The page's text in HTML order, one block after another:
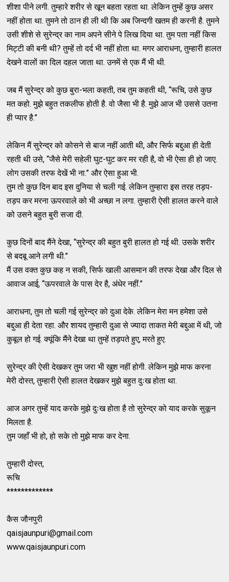
शीशा पीने लगी. तुम्हारे शरीर से खून बहता रहता था. लेकिन तुम्हें कुछ असर
नहीं होता था. तुमने तो ठान ही ली थी कि अब जिन्दगी खतम ही करनी है. तुमने
उसी शीशे से सुरेन्द्र का नाम अपने सीने पे लिख दिया था. तुम पता नहीं किस
मिट्टी की बनी थी? तुम्हें तो दर्द भी नहीं होता था. मगर आराधना, तुम्हारी हालत
देखने वालों का दिल दहल जाता था. उनमें से एक मैं भी थी.
जब मैं सुरेन्द्र को कुछ बुरा-भला कहती, तब तुम कहती थी, “रूचि, उसे कुछ
मत कहो. मुझे बहुत तकलीफ होती है. वो जैसा भी है. मुझे आज भी उससे उतना
ही प्यार है.”
लेकिन मैं सुरेन्द्र को कोसने से बाज नहीं आती थी, और सिर्फ बद्दुआ ही देती
रहती थी उसे, “जैसे मेरी सहेली घुट-घुट कर मर रही है, वो भी ऐसा ही हो जाए.
लोग उसकी तरफ देखें भी ना.” और ऐसा हुआ भी.
तुम तो कुछ दिन बाद इस दुनिया से चली गई. लेकिन तुम्हारा इस तरह तड़प-
तड़प कर मरना ऊपरवाले को भी अच्छा न लगा. तुम्हारी ऐसी हालत करने वाले
को उसने बहुत बुरी सजा दी.
कुछ दिनों बाद मैंने देखा, “सुरेन्द्र की बहुत बुरी हालत हो गई थी. उसके शरीर
से बदबू आने लगी थी.”
मैं उस वक्त कुछ कह न सकी, सिर्फ खाली आसमान की तरफ देखा और दिल से
आवाज आई, “ऊपरवाले के पास देर है, अंधेर नहीं.”
आराधना, तुम तो चली गई सुरेन्द्र को दुआ देके. लेकिन मेरा मन हमेशा उसे
बद्दुआ ही देता रहा. और शायद तुम्हारी दुआ से ज्यादा ताकत मेरी बद्दुआ में थी, जो
कुबूल हो गई. क्यूंकि मैंने देखा था तुम्हें तड़पते हुए, मरते हुए.
सुरेन्द्र की ऐसी देखकर तुम जरा भी खुश नहीं होगी. लेकिन मुझे माफ करना
मेरी दोस्त, तुम्हारी ऐसी हालत देखकर मुझे बहुत दुःख होता था.
आज अगर तुम्हें याद करके मुझे दुःख होता है तो सुरेन्द्र को याद करके सुकून
मिलता है.
तुम जहाँ भी हो, हो सके तो मुझे माफ कर देना.
तुम्हारी दोस्त,
रूचि
*************
कैस जौनपुरी
qaisjaunpuri@gmail.com
www.qaisjaunpuri.com